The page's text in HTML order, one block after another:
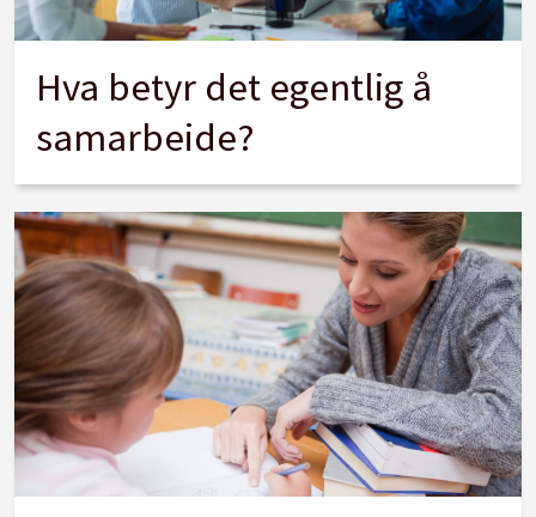
Hva betyr det egentlig å
samarbeide?